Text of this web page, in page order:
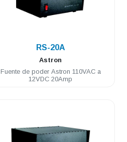
RS-20A
Astron
Fuente de poder Astron 110VAC a
12VDC 20Amp